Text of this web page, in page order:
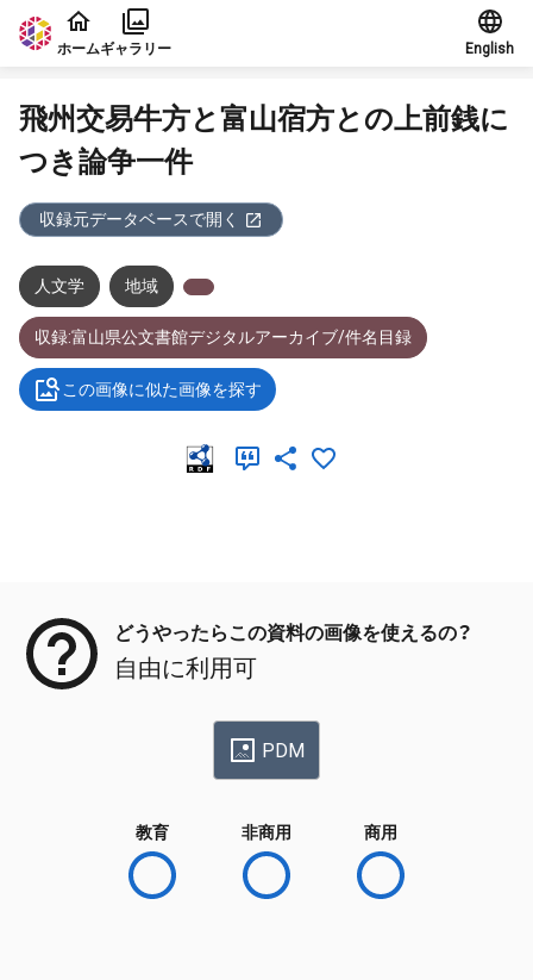
本文に飛ぶ
ホームギャラリー English
飛州交易牛方と富山宿方との上前銭に
つき論争一件
収録元データベースで開く
人文学 地域
収録:富山県公文書館デジタルアーカイブ/件名目録
この画像に似た画像を探す
どうやったらこの資料の画像を使えるの？
自由に利用可
PDM
教育 非商用 商用